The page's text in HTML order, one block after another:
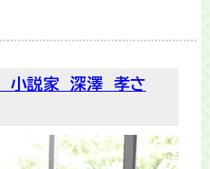
小説家 深澤 孝さ